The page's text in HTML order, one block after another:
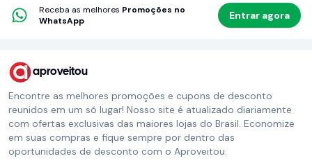
Receba as melhores Promoções no
WhatsApp
Entrar agora
aproveitou
Encontre as melhores promoções e cupons de desconto
reunidos em um só lugar! Nosso site é atualizado diariamente
com ofertas exclusivas das maiores lojas do Brasil. Economize
em suas compras e fique sempre por dentro das
oportunidades de desconto com o Aproveitou.